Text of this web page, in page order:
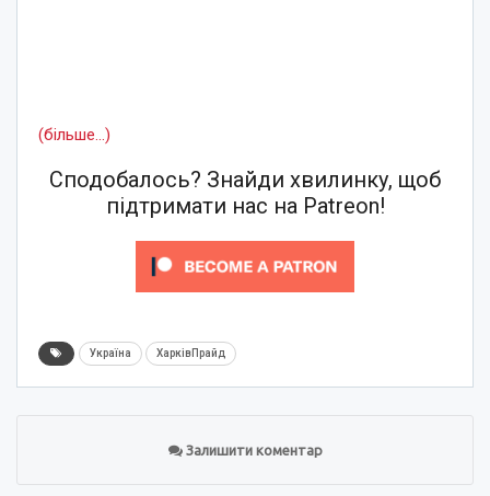
(більше…)
Сподобалось? Знайди хвилинку, щоб
підтримати нас на Patreon!
Україна ХарківПрайд
Залишити коментар